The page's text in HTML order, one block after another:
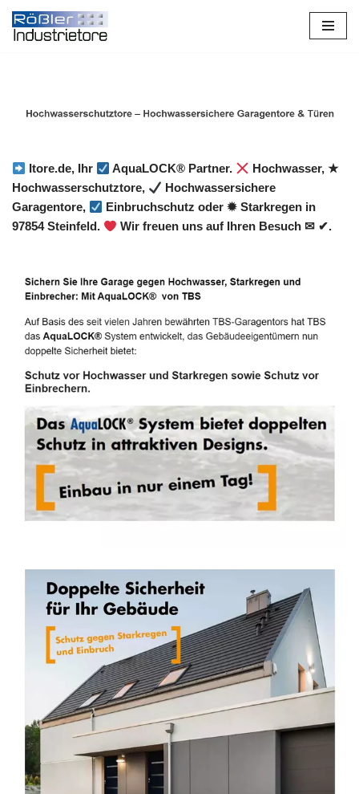
Zum
Itore.de, Ihr AquaLOCK® Partner.
Hochwasser, ★
Hochwasserschutztore,
Hochwassersichere
Garagentore,
Einbruchschutz oder ✹ Starkregen in
97854 Steinfeld.
Wir freuen uns auf Ihren Besuch ✉ ✔.